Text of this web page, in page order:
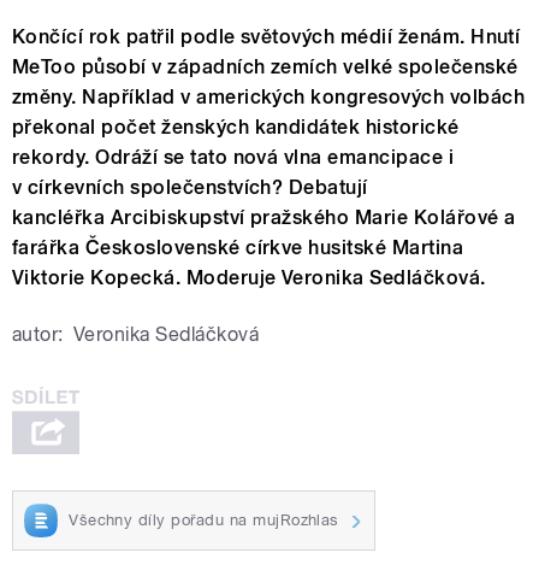
Končící rok patřil podle světových médií ženám. Hnutí
MeToo působí v západních zemích velké společenské
změny. Například v amerických kongresových volbách
překonal počet ženských kandidátek historické
rekordy. Odráží se tato nová vlna emancipace i
v církevních společenstvích? Debatují
kancléřka Arcibiskupství pražského Marie Kolářové a
farářka Československé církve husitské Martina
Viktorie Kopecká. Moderuje Veronika Sedláčková.
autor: Veronika Sedláčková
Všechny díly pořadu na mujRozhlas